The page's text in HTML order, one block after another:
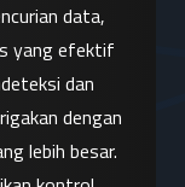
data,
yang efektif
dan
dengan
lebih besar.